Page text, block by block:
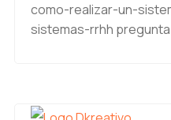
como-realizar-un-
sistemas-rrhh